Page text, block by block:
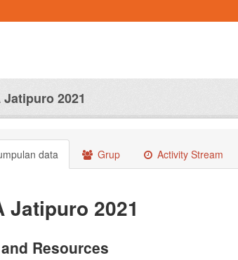
Jatipuro 2021
data Grup Activity Stream
Jatipuro 2021
Resources